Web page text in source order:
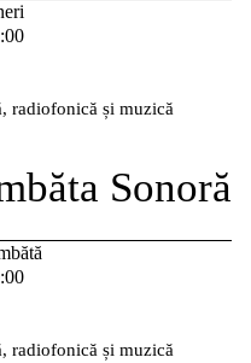
radiofonică și muzică
radiofonică și muzică